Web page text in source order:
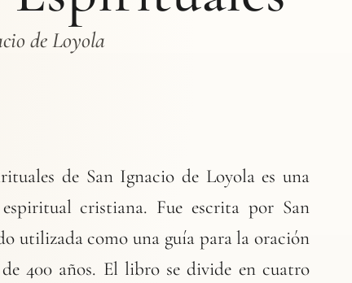
de Loyola
de San Ignacio de Loyola es una
cristiana. Fue escrita por San
utilizada como una guía para la oración
400 años. El libro se divide en cuatro